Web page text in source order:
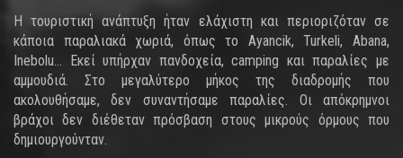
Η τουριστική ανάπτυξη ήταν ελάχιστη και περιοριζόταν σε
κάποια παραλιακά χωριά, όπως το Ayancik, Turkeli, Abana,
Inebolu… Εκεί υπήρχαν πανδοχεία, camping και παραλίες με
αμμουδιά. Στο μεγαλύτερο μήκος της διαδρομής που
ακολουθήσαμε, δεν συναντήσαμε παραλίες. Οι απόκρημνοι
βράχοι δεν διέθεταν πρόσβαση στους μικρούς όρμους που
δημιουργούνταν.